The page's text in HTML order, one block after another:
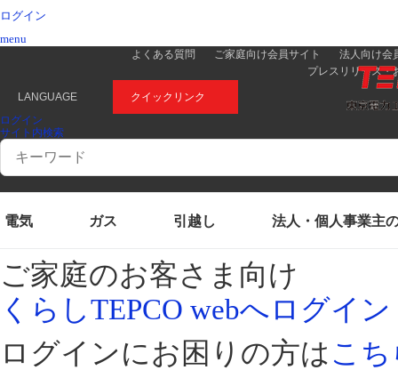
ログイン
menu
よくある質問 ご家庭向け会員サイト
法人向け会
プレスリリース・
LANGUAGE クイックリンク
ログイン
サイト内検索
Conduct
search
電気 ガス 引越し 法人・個人事業主
ご家庭のお客さま向け
くらしTEPCO webへログイン
ログインにお困りの方は こ